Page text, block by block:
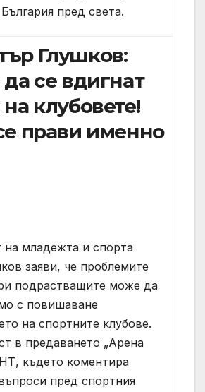
пред света.
Глушков:
се вдигнат
клубовете!
прави именно
младежта и спорта
заяви, че проблемите
подрастващите може да
с повишаване
на спортните клубове.
в предаването „Арена
където коментира
пред спортния